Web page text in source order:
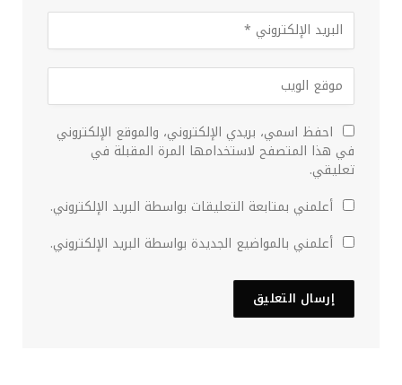
احفظ اسمي، بريدي الإلكتروني، والموقع الإلكتروني
في هذا المتصفح لاستخدامها المرة المقبلة في
تعليقي.
أعلمني بمتابعة التعليقات بواسطة البريد الإلكتروني.
أعلمني بالمواضيع الجديدة بواسطة البريد الإلكتروني.